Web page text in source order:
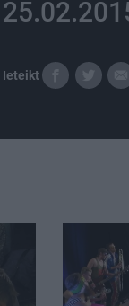
Ieteikt